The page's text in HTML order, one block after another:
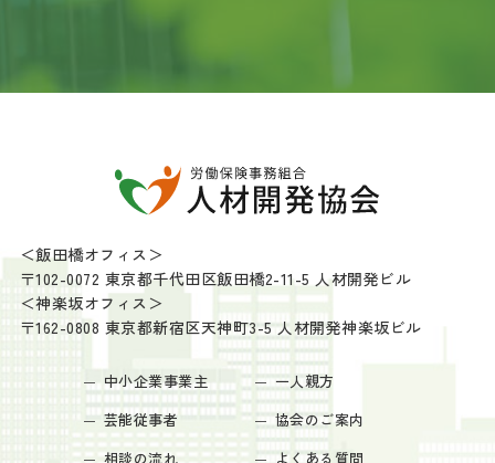
＜飯田橋オフィス＞
〒102-0072 東京都千代田区飯田橋2-11-5 人材開発ビル
＜神楽坂オフィス＞
〒162-0808 東京都新宿区天神町3-5 人材開発神楽坂ビル
中小企業事業主
一人親方
芸能従事者
協会のご案内
相談の流れ
よくある質問